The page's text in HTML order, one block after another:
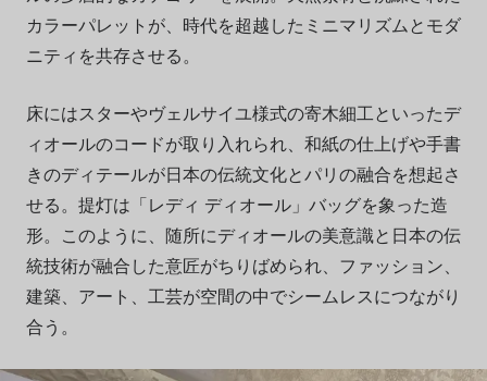
カラーパレットが、時代を超越したミニマリズムとモダ
ニティを共存させる。
床にはスターやヴェルサイユ様式の寄木細工といったデ
ィオールのコードが取り入れられ、和紙の仕上げや手書
きのディテールが日本の伝統文化とパリの融合を想起さ
せる。提灯は「レディ ディオール」バッグを象った造
形。このように、随所にディオールの美意識と日本の伝
統技術が融合した意匠がちりばめられ、ファッション、
建築、アート、工芸が空間の中でシームレスにつながり
合う。